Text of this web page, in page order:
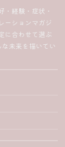
経験・症状・
ーションマガジ
に合わせて選ぶ
未来を描いてい